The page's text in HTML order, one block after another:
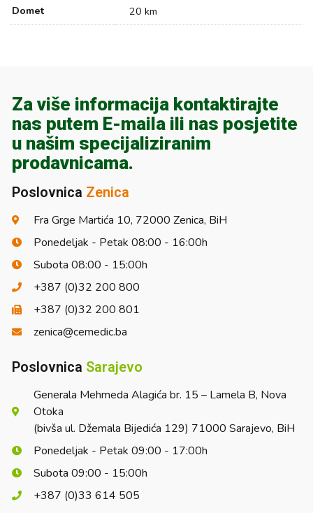
Domet
20 km
Za više informacija kontaktirajte
nas putem E-maila ili nas posjetite
u našim specijaliziranim
prodavnicama.
Poslovnica Zenica
Fra Grge Martića 10, 72000 Zenica, BiH
Ponedeljak - Petak 08:00 - 16:00h
Subota 08:00 - 15:00h
+387 (0)32 200 800
+387 (0)32 200 801
zenica@cemedic.ba
Poslovnica Sarajevo
Generala Mehmeda Alagića br. 15 – Lamela B, Nova
Otoka
(bivša ul. Džemala Bijedića 129) 71000 Sarajevo, BiH
Ponedeljak - Petak 09:00 - 17:00h
Subota 09:00 - 15:00h
+387 (0)33 614 505